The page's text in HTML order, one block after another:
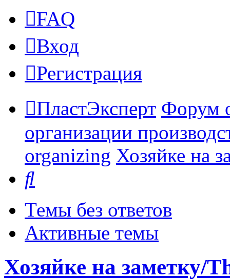
FAQ
Вход
Регистрация
ПластЭксперт Форум
организации
organizing Хозяйке на
Темы без ответов
Активные темы
Хозяйке на заметку/